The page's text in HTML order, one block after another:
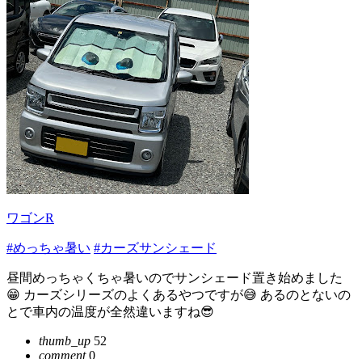
ワゴンR
#めっちゃ暑い #カーズサンシェード
昼間めっちゃくちゃ暑いのでサンシェード置き始めました
😁 カーズシリーズのよくあるやつですが😅 あるのとないの
とで車内の温度が全然違いますね😎
thumb_up 52
comment0